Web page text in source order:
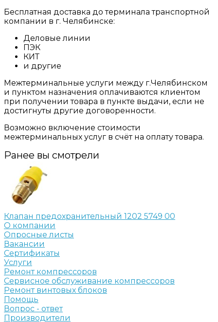
Бесплатная доставка до терминала транспортной
компании в г. Челябинске:
Деловые линии
ПЭК
КИТ
и другие
Межтерминальные услуги между г.Челябинском
и пунктом назначения оплачиваются клиентом
при получении товара в пункте выдачи, если не
достигнуты другие договоренности.
Возможно включение стоимости
межтерминальных услуг в счёт на оплату товара.
Ранее вы смотрели
Клапан предохранительный 1202 5749 00
О компании
Опросные листы
Вакансии
Сертификаты
Услуги
Ремонт компрессоров
Сервисное обслуживание компрессоров
Ремонт винтовых блоков
Помощь
Вопрос - ответ
Производители